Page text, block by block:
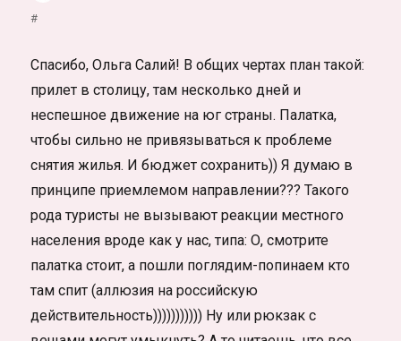
#
Спасибо, Ольга Салий! В общих чертах план такой:
прилет в столицу, там несколько дней и
неспешное движение на юг страны. Палатка,
чтобы сильно не привязываться к проблеме
снятия жилья. И бюджет сохранить)) Я думаю в
принципе приемлемом направлении??? Такого
рода туристы не вызывают реакции местного
населения вроде как у нас, типа: О, смотрите
палатка стоит, а пошли поглядим-попинаем кто
там спит (аллюзия на российскую
действительность))))))))))) Ну или рюкзак с